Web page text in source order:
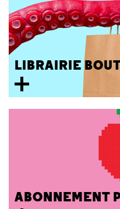
LIBRAIRIE
ABONNEMENT